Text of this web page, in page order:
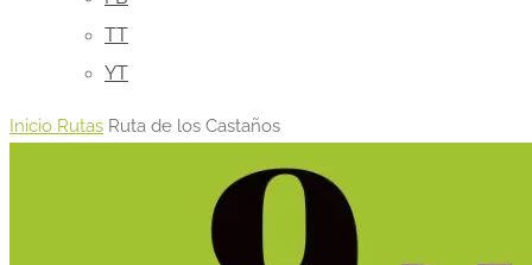
TT
YT
Inicio Rutas Ruta de los Castaños